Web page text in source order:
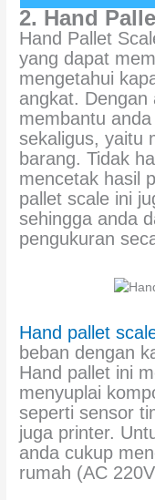
2. Hand
Hand Pallet
yang dapat
mengetahui
angkat. Dengan
membantu
sekaligus, yaitu
barang. Tidak
mencetak hasil
pallet scale ini
sehingga anda
pengukuran
Hand pallet
beban dengan
Hand pallet ini
menyuplai
seperti sensor
juga printer.
anda cukup
rumah (AC